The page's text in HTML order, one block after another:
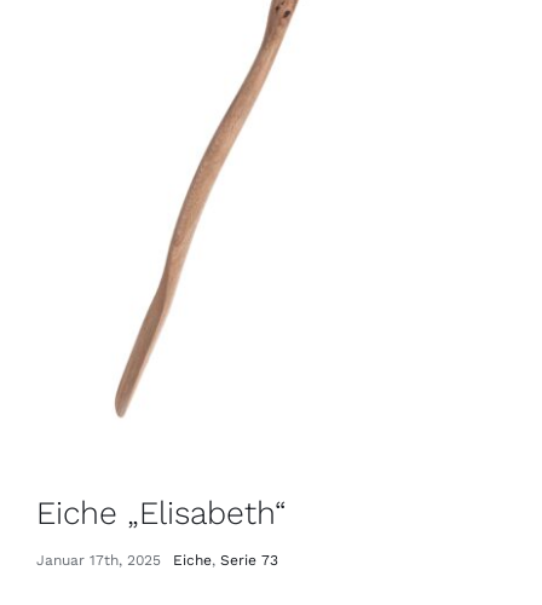
Eiche „Elisabeth“
Januar 17th, 2025 Eiche, Serie 73